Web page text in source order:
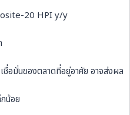
20 HPI y/y
ชื่อมั่นของตลาดที่อยู่อาศัย อาจส่งผล
น้อย